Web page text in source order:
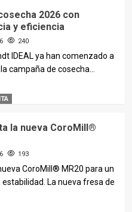
2026 con
y eficiencia
240
IDEAL ya han comenzado a
campaña de cosecha...
la nueva CoroMill®
193
CoroMill® MR20 para un
La nueva fresa de